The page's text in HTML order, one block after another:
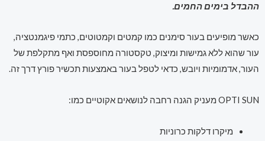
ההבדל בימים החמים.
כאשר מופיעים בעור סימנים כמו קמטים וקמטוטים, כתמי פיגמנטציה,
עור שהוא ללא גמישות ומיצוק, טקסטורה מחוספסת ואף מתקלפת של
העור, אדמומיות ויובש, כדאי לטפל בעור באמצעות תכשיר פורץ דרך זה.
OPTI SUN מעניק הגנה רחבה לנושאים אקוטיים כמו:
מיקרו דלקות כרוניות